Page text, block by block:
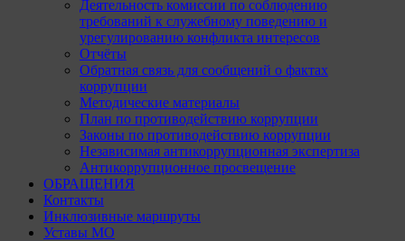
Деятельность комиссии по соблюдению
требований к служебному поведению и
урегулированию конфликта интересов
Отчёты
Обратная связь для сообщений о фактах
коррупции
Методические материалы
План по противодействию коррупции
Законы по противодействию коррупции
Независимая антикоррупционная экспертиза
Антикоррупционное просвещение
ОБРАЩЕНИЯ
Контакты
Инклюзивные маршруты
Уставы МО